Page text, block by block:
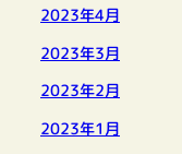
2023年4月
2023年3月
2023年2月
2023年1月